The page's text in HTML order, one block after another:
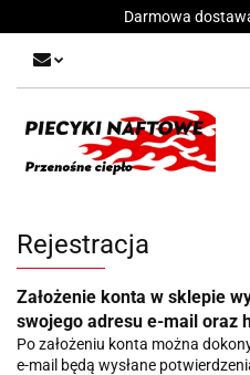
Darmowa
Rejestracja
Założenie konta w sklepie
swojego adresu e-mail oraz
Po założeniu konta można
e-mail będą wysłane